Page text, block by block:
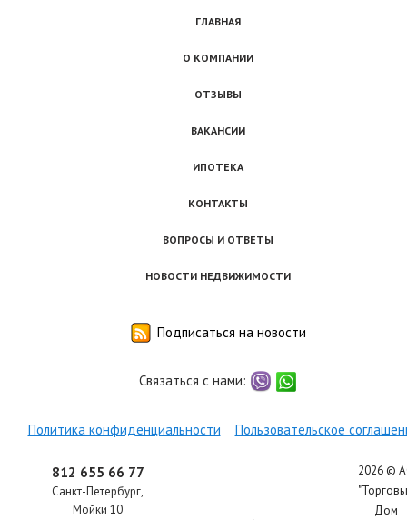
ГЛАВНАЯ
О КОМПАНИИ
ОТЗЫВЫ
ВАКАНСИИ
ИПОТЕКА
КОНТАКТЫ
ВОПРОСЫ И ОТВЕТЫ
НОВОСТИ НЕДВИЖИМОСТИ
Подписаться на новости
Связаться с нами:
viber
whatsapp
Политика конфиденциальности Пользовательское
812 655 66 77
Санкт-Петербург,
Мойки 10
2026 ©
Дом